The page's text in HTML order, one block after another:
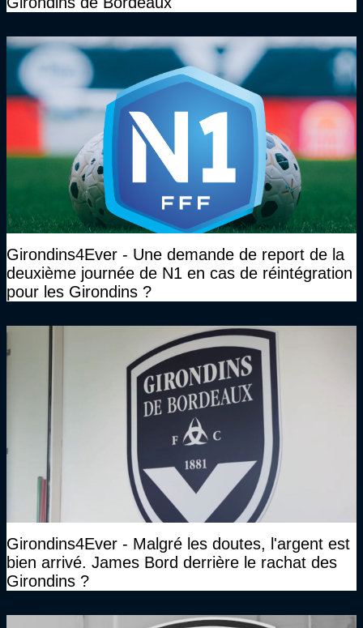
Girondins4Ever - Une demande de report de la
deuxième journée de N1 en cas de réintégration
pour les Girondins ?
Girondins4Ever - Malgré les doutes, l'argent est
bien arrivé. James Bord derrière le rachat des
Girondins ?